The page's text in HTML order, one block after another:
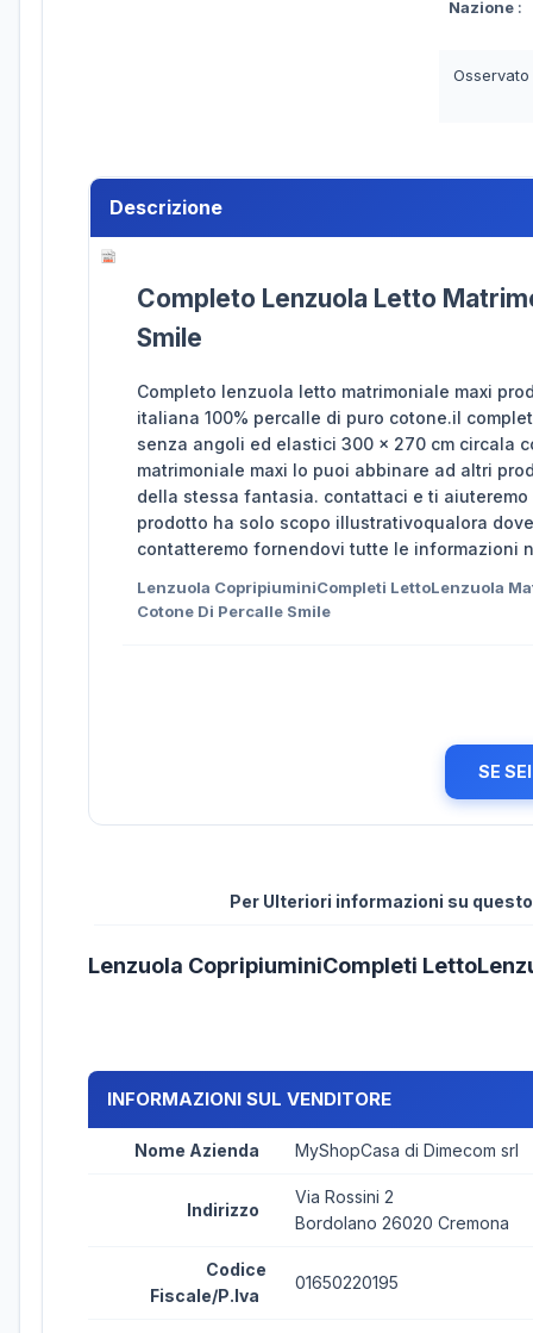
Nazione :
Descrizione
Completo Lenzuola Letto
Smile
Completo lenzuola letto matrimoniale maxi
italiana 100% percalle di puro cotone.il
senza angoli ed elastici 300 x 270 cm circala
matrimoniale maxi lo puoi abbinare ad altri
della stessa fantasia. contattaci e ti
prodotto ha solo scopo illustrativoqualora
contatteremo fornendovi tutte le informazioni
Lenzuola CopripiuminiCompleti LettoLenzuola
Cotone Di Percalle Smile
SE
Per Ulteriori informazioni su
Lenzuola CopripiuminiCompleti
INFORMAZIONI SUL VENDITORE
Nome Azienda MyShopCasa di Dimecom srl
Indirizzo
Via Rossini 2
Bordolano 26020 Cremona
Codice
Fiscale/P.Iva
01650220195